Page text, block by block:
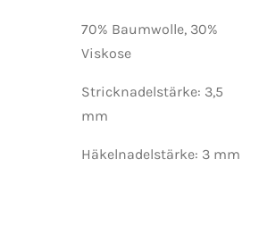
70% Baumwolle, 30%
Viskose
Stricknadelstärke: 3,5
mm
Häkelnadelstärke: 3 mm